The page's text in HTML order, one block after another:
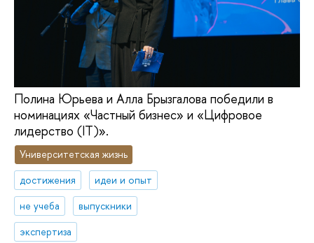
Полина Юрьева и Алла Брызгалова победили в
номинациях «Частный бизнес» и «Цифровое
лидерство (IT)».
Университетская жизнь
достижения
идеи и опыт
не учеба
выпускники
экспертиза